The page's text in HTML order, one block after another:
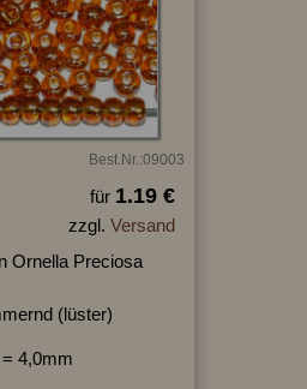
Best.Nr.:09003
für 1.19 €
zzgl. Versand
Ornella Preciosa
(lüster)
4,0mm